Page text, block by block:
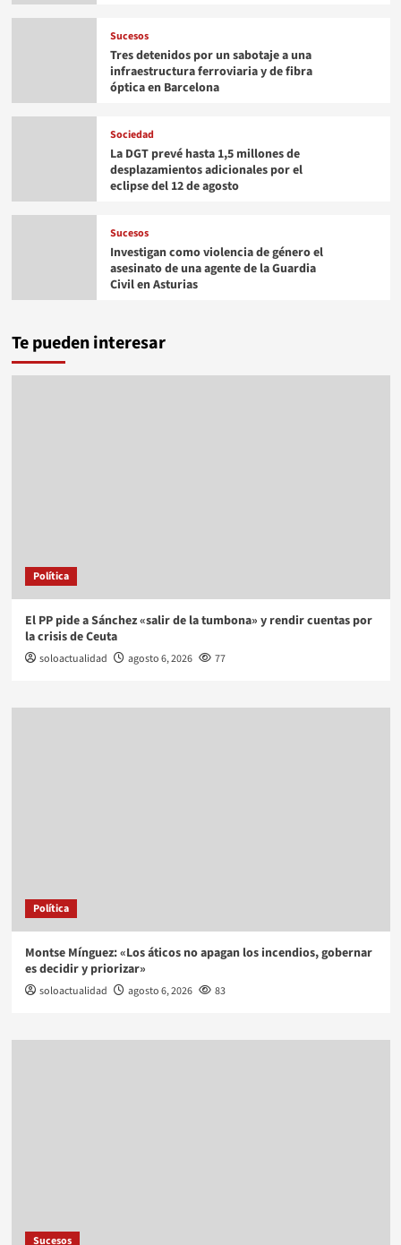
Sucesos
Tres detenidos por un sabotaje a una
infraestructura ferroviaria y de fibra
óptica en Barcelona
Sociedad
La DGT prevé hasta 1,5 millones de
desplazamientos adicionales por el
eclipse del 12 de agosto
Sucesos
Investigan como violencia de género el
asesinato de una agente de la Guardia
Civil en Asturias
Te pueden interesar
Política
El PP pide a Sánchez «salir de la tumbona» y rendir cuentas por
la crisis de Ceuta
soloactualidad agosto 6, 2026 77
Política
Montse Mínguez: «Los áticos no apagan los incendios, gobernar
es decidir y priorizar»
soloactualidad agosto 6, 2026 83
Sucesos